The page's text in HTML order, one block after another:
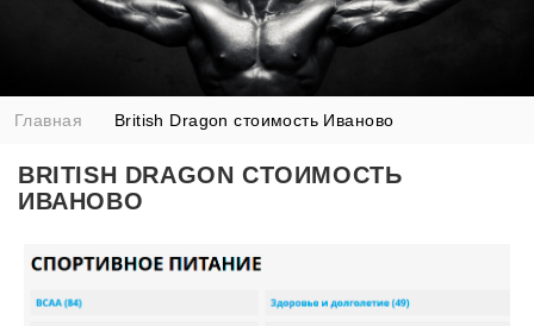
Главная British Dragon стоимость Иваново
BRITISH DRAGON СТОИМОСТЬ
ИВАНОВО